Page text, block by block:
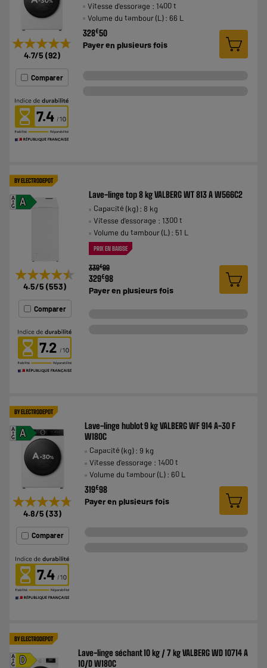
★★★★★
★★★★★
4.7/5 (92)
Comparer
7.4
Vitesse d'essorage : 1400 t
Volume du tambour (L) : 66 L
328€50
Payer enplusieurs fois
BY ELECTRODEPOT
A
A
G
★★★★★
★★★★★
4.5/5 (553)
Comparer
7.2
Lave-linge top 8 kg VALBERG WT 813 A W566C2
Capacité (kg) : 8 kg
Vitesse d'essorage : 1300 t
Volume du tambour (L) : 51 L
PRIX EN BAISSE
339€99
329€98
Payer en plusieurs fois
BY ELECTRODEPOT
A
A
G
★★★★★
★★★★★
4.8/5 (33)
Comparer
7.4
Lave-linge hublot 9 kg VALBERG WF 914 A-30 F
W180C
Capacité (kg) : 9 kg
Vitesse d'essorage : 1400 t
Volume du tambour (L) : 60 L
319€98
Payer en plusieurs fois
BY ELECTRODEPOT
D
A
G
Lave-linge séchant 10 kg / 7 kg VALBERG WD 10714 A
10/D W180C